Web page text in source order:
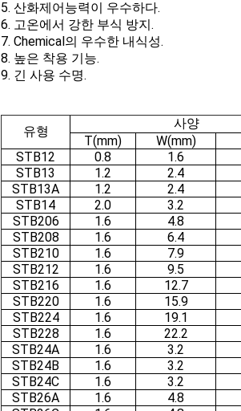
5. 산화제어능력이 우수하다.
6. 고온에서 강한 부식 방지.
7. Chemical의 우수한 내식성.
8. 높은 착용 기능.
9. 긴 사용 수명.
유형
사양
T(mm)
W(mm)
STB12
0.8 1.6
STB13
1.2 2.4
STB13A
1.2 2.4
STB14
2.0 3.2
STB206
1.6 4.8
STB208
1.6 6.4
STB210
1.6 7.9
STB212
1.6 9.5
STB216
1.6 12.7
STB220
1.6 15.9
STB224
1.6 19.1
STB228
1.6 22.2
STB24A
1.6 3.2
STB24B
1.6 3.2
STB24C
1.6 3.2
STB26A
1.6 4.8